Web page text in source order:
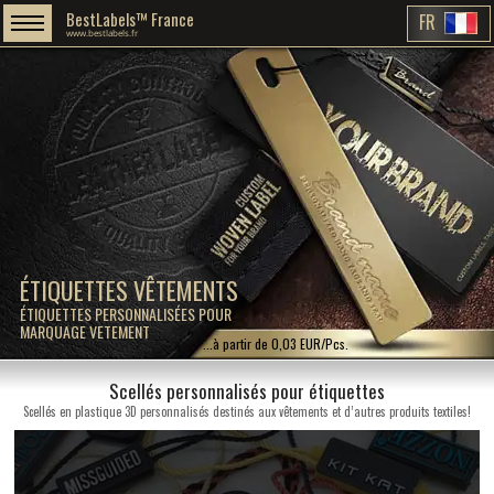
ÉTIQUETTES VÊTEMENTS
ÉTIQUETTES PERSONNALISÉES POUR
MARQUAGE VETEMENT
BestLabels™ France
www.bestlabels.fr FR
...à partir de 0,03 EUR/Pcs.
Scellés personnalisés pour étiquettes
Scellés en plastique 3D personnalisés destinés aux vêtements et d’autres produits textiles!